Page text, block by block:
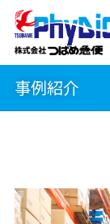
事例紹介